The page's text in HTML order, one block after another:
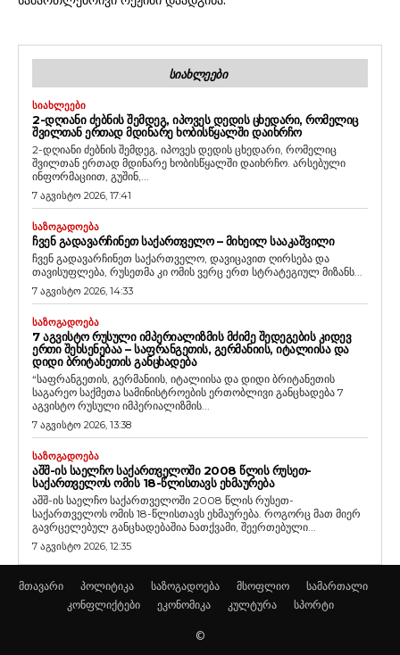
ᲡᲘᲐᲮᲚᲔᲔᲑᲘ
ᲡᲘᲐᲮᲚᲔᲔᲑᲘ
2-ᲓᲦᲘᲐᲜᲘ ᲫᲔᲑᲜᲘᲡ ᲨᲔᲛᲓᲔᲒ, ᲘᲞᲝᲕᲔᲡ ᲓᲔᲓᲘᲡ ᲪᲮᲔᲓᲐᲠᲘ, ᲠᲝᲛᲔᲚᲘᲪ
ᲨᲕᲘᲚᲗᲐᲜ ᲔᲠᲗᲐᲓ ᲛᲓᲘᲜᲐᲠᲔ ᲮᲝᲑᲘᲡᲬᲧᲐᲚᲨᲘ ᲓᲐᲘᲮᲠᲩᲝ
2-დღიანი ძებნის შემდეგ, იპოვეს დედის ცხედარი, რომელიც
შვილთან ერთად მდინარე ხობისწყალში დაიხრჩო. არსებული
ინფორმაციით, გუშინ,...
7 აგვისტო 2026, 17:41
ᲡᲐᲖᲝᲒᲐᲓᲝᲔᲑᲐ
ᲩᲕᲔᲜ ᲒᲐᲓᲐᲕᲐᲠᲩᲘᲜᲔᲗ ᲡᲐᲥᲐᲠᲗᲕᲔᲚᲝ – ᲛᲘᲮᲔᲘᲚ ᲡᲐᲐᲙᲐᲨᲕᲘᲚᲘ
ჩვენ გადავარჩინეთ საქართველო, დავიცავით ღირსება და
თავისუფლება, რუსეთმა კი ომის ვერც ერთ სტრატეგიულ მიზანს...
7 აგვისტო 2026, 14:33
ᲡᲐᲖᲝᲒᲐᲓᲝᲔᲑᲐ
7 ᲐᲒᲕᲘᲡᲢᲝ ᲠᲣᲡᲣᲚᲘ ᲘᲛᲞᲔᲠᲘᲐᲚᲘᲖᲛᲘᲡ ᲛᲫᲘᲛᲔ ᲨᲔᲓᲔᲒᲔᲑᲘᲡ ᲙᲘᲓᲔᲕ
ᲔᲠᲗᲘ ᲨᲔᲮᲡᲔᲜᲔᲑᲐᲐ – ᲡᲐᲤᲠᲐᲜᲒᲔᲗᲘᲡ, ᲒᲔᲠᲛᲐᲜᲘᲘᲡ, ᲘᲢᲐᲚᲘᲘᲡᲐ ᲓᲐ
ᲓᲘᲓᲘ ᲑᲠᲘᲢᲐᲜᲔᲗᲘᲡ ᲒᲐᲜᲪᲮᲐᲓᲔᲑᲐ
“საფრანგეთის, გერმანიის, იტალიისა და დიდი ბრიტანეთის
საგარეო საქმეთა სამინისტროების ერთობლივი განცხადება 7
აგვისტო რუსული იმპერიალიზმის...
7 აგვისტო 2026, 13:38
ᲡᲐᲖᲝᲒᲐᲓᲝᲔᲑᲐ
ᲐᲨᲨ-ᲘᲡ ᲡᲐᲔᲚᲩᲝ ᲡᲐᲥᲐᲠᲗᲕᲔᲚᲝᲨᲘ 2008 ᲬᲚᲘᲡ ᲠᲣᲡᲔᲗ-
ᲡᲐᲥᲐᲠᲗᲕᲔᲚᲝᲡ ᲝᲛᲘᲡ 18-ᲬᲚᲘᲡᲗᲐᲕᲡ ᲔᲮᲛᲐᲣᲠᲔᲑᲐ
აშშ-ის საელჩო საქართველოში 2008 წლის რუსეთ-
საქართველოს ომის 18-წლისთავს ეხმაურება. როგორც მათ მიერ
გავრცელებულ განცხადებაშია ნათქვამი, შეერთებული...
7 აგვისტო 2026, 12:35
მთავარი პოლიტიკა საზოგადოება მსოფლიო
სამართალი
კონფლიქტები
ეკონომიკა კულტურა სპორტი
©